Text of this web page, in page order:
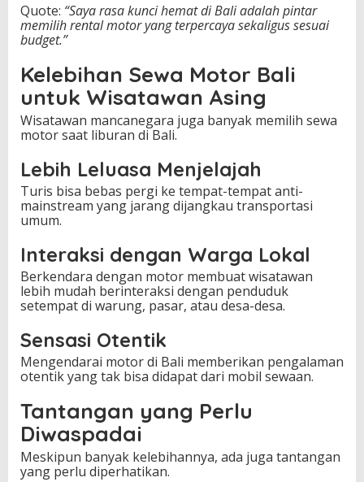
Quote: “Saya rasa kunci hemat di Bali adalah pintar
memilih rental motor yang terpercaya sekaligus sesuai
budget.”
Kelebihan Sewa Motor Bali
untuk Wisatawan Asing
Wisatawan mancanegara juga banyak memilih sewa
motor saat liburan di Bali.
Lebih Leluasa Menjelajah
Turis bisa bebas pergi ke tempat-tempat anti-
mainstream yang jarang dijangkau transportasi
umum.
Interaksi dengan Warga Lokal
Berkendara dengan motor membuat wisatawan
lebih mudah berinteraksi dengan penduduk
setempat di warung, pasar, atau desa-desa.
Sensasi Otentik
Mengendarai motor di Bali memberikan pengalaman
otentik yang tak bisa didapat dari mobil sewaan.
Tantangan yang Perlu
Diwaspadai
Meskipun banyak kelebihannya, ada juga tantangan
yang perlu diperhatikan.